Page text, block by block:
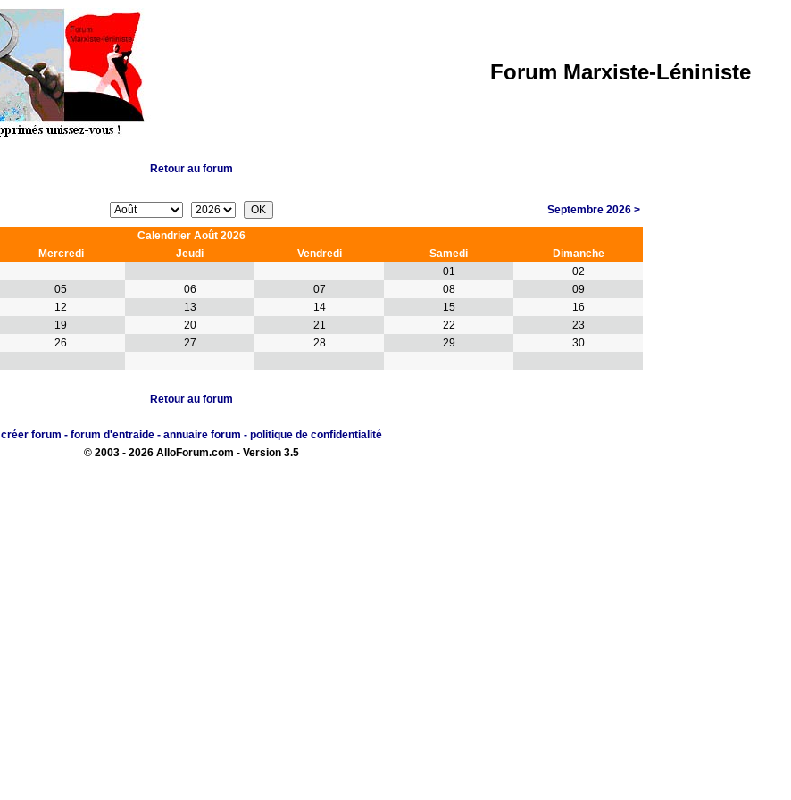
Forum Marxiste-Léniniste
Retour au forum
Septembre 2026 >
Calendrier Août 2026
Mercredi Jeudi Vendredi Samedi
Dimanche
01
02
05 06 07 08
09
12 13 14 15
16
19 20 21 22
23
26 27 28 29
30
Retour au forum
créer forum - forum d'entraide- annuaire forum - politique de confidentialité
© 2003 - 2026 AlloForum.com - Version 3.5